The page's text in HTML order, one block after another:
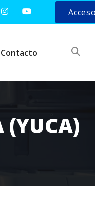
Contacto
(YUCA)